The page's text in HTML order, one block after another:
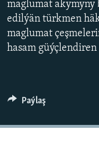
maglumat
edilýän türkmen
maglumat
hasam
Paýlaş